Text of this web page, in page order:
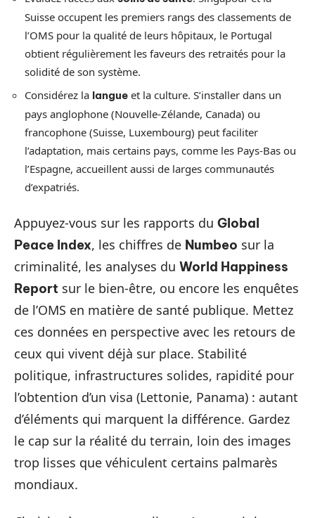
Suisse occupent les premiers rangs des classements de
l’OMS pour la qualité de leurs hôpitaux, le Portugal
obtient régulièrement les faveurs des retraités pour la
solidité de son système.
Considérez la langue et la culture. S’installer dans un
pays anglophone (Nouvelle-Zélande, Canada) ou
francophone (Suisse, Luxembourg) peut faciliter
l’adaptation, mais certains pays, comme les Pays-Bas ou
l’Espagne, accueillent aussi de larges communautés
d’expatriés.
Appuyez-vous sur les rapports du Global
Peace Index, les chiffres de Numbeo sur la
criminalité, les analyses du World Happiness
Report sur le bien-être, ou encore les enquêtes
de l’OMS en matière de santé publique. Mettez
ces données en perspective avec les retours de
ceux qui vivent déjà sur place. Stabilité
politique, infrastructures solides, rapidité pour
l’obtention d’un visa (Lettonie, Panama) : autant
d’éléments qui marquent la différence. Gardez
le cap sur la réalité du terrain, loin des images
trop lisses que véhiculent certains palmarès
mondiaux.